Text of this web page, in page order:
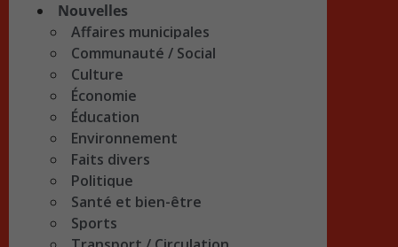
Nouvelles
Affaires municipales
Communauté / Social
Culture
Économie
Éducation
Environnement
Faits divers
Politique
Santé et bien-être
Sports